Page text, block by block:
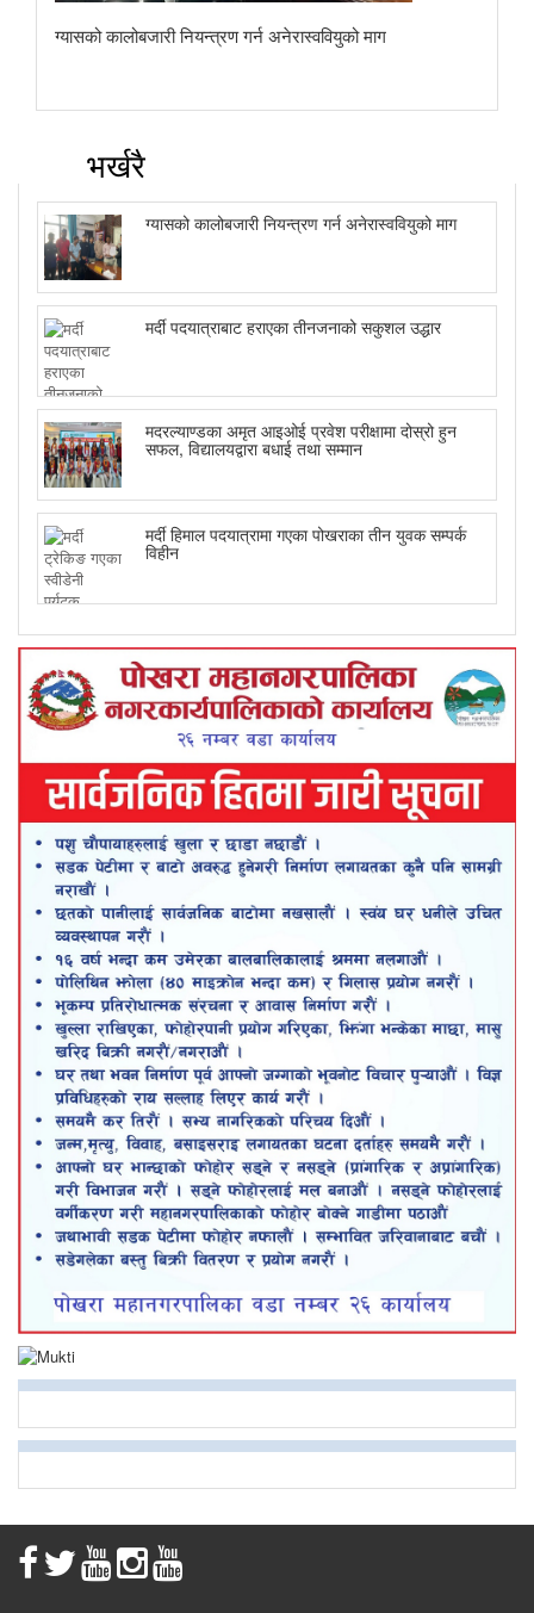
ग्यासको कालोबजारी नियन्त्रण गर्न अनेरास्ववियुको माग
भर्खरै
ग्यासको कालोबजारी नियन्त्रण गर्न अनेरास्ववियुको माग
मर्दी पदयात्राबाट हराएका तीनजनाको सकुशल उद्धार
मदरल्याण्डका अमृत आइओई प्रवेश परीक्षामा दोस्रो हुन
सफल, विद्यालयद्वारा बधाई तथा सम्मान
मर्दी हिमाल पदयात्रामा गएका पोखराका तीन युवक सम्पर्क
विहीन